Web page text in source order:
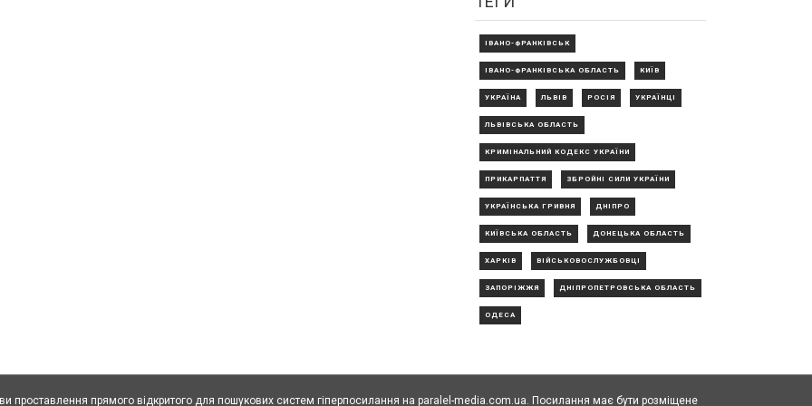
ІВАНО-ФРАНКІВСЬК
ІВАНО-ФРАНКІВСЬКА ОБЛАСТЬ КИЇВ
УКРАЇНА ЛЬВІВ РОСІЯ УКРАЇНЦІ
ЛЬВІВСЬКА ОБЛАСТЬ
КРИМІНАЛЬНИЙ КОДЕКС УКРАЇНИ
ПРИКАРПАТТЯ ЗБРОЙНІ СИЛИ УКРАЇНИ
УКРАЇНСЬКА ГРИВНЯ ДНІПРО
КИЇВСЬКА ОБЛАСТЬ ДОНЕЦЬКА ОБЛАСТЬ
ХАРКІВ ВІЙСЬКОВОСЛУЖБОВЦІ
ЗАПОРІЖЖЯ ДНІПРОПЕТРОВСЬКА ОБЛАСТЬ
ОДЕСА
проставлення прямого відкритого для пошукових систем гіперпосилання на paralel-media.com.ua. Посилання має бути розміщене